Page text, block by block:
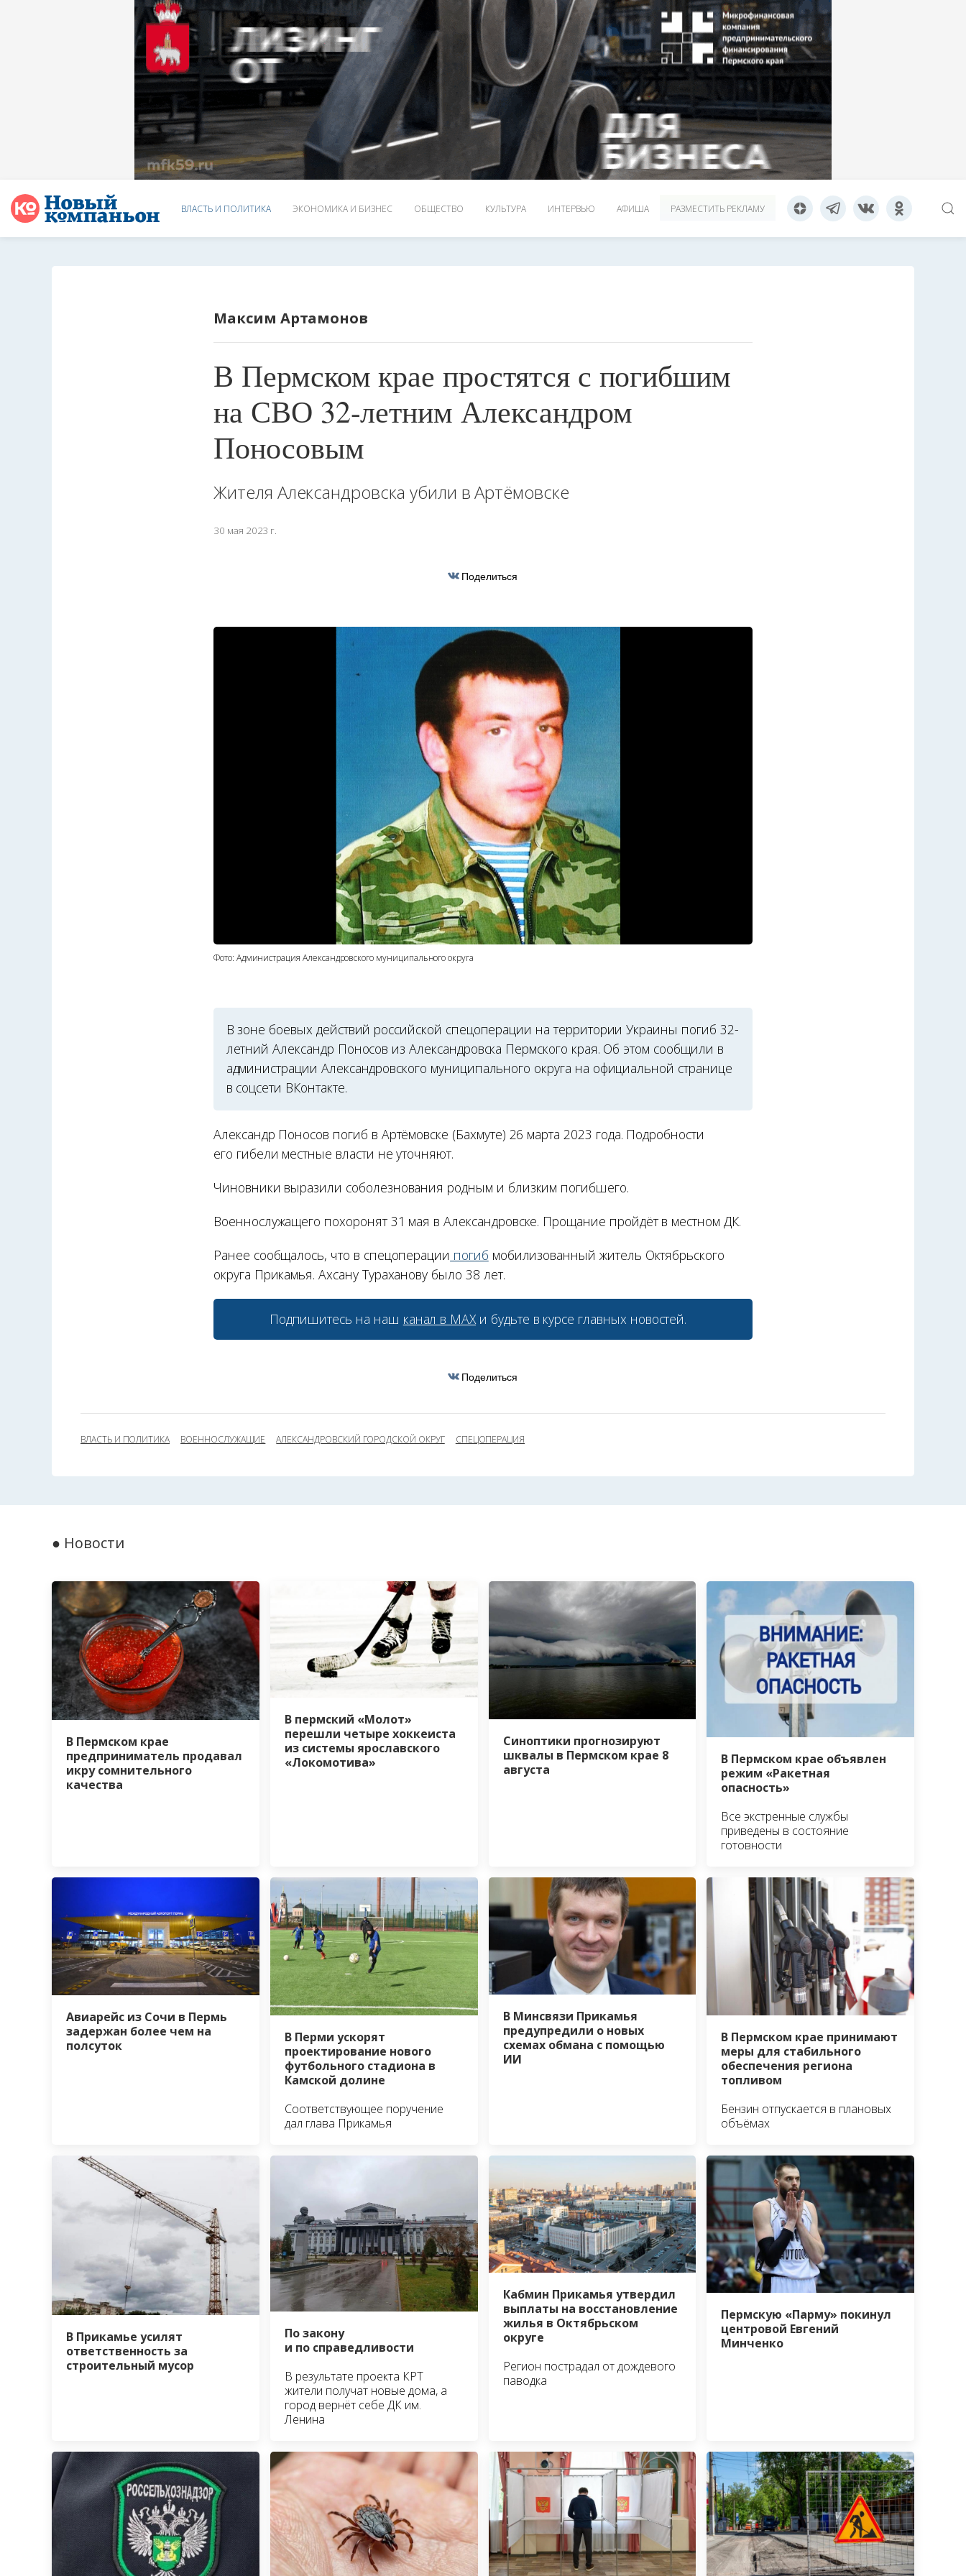
ВЛАСТЬ И ПОЛИТИКА ЭКОНОМИКА И БИЗНЕС ОБЩЕСТВО КУЛЬТУРА ИНТЕРВЬЮ АФИША РАЗМЕСТИТЬ РЕКЛАМУ
Максим Артамонов
В Пермском крае простятся с погибшим
на СВО 32-летним Александром
Поносовым
Жителя Александровска убили в Артёмовске
30 мая 2023 г.
Поделиться
Фото: Администрация Александровского муниципального округа
В зоне боевых действий российской спецоперации на территории Украины погиб 32-
летний Александр Поносов из Александровска Пермского края. Об этом сообщили в
администрации Александровского муниципального округа на официальной странице
в соцсети ВКонтакте.
Александр Поносов погиб в Артёмовске (Бахмуте) 26 марта 2023 года. Подробности
его гибели местные власти не уточняют.
Чиновники выразили соболезнования родным и близким погибшего.
Военнослужащего похоронят 31 мая в Александровске. Прощание пройдёт в местном ДК.
Ранее сообщалось, что в спецоперации погиб мобилизованный житель Октябрьского
округа Прикамья. Ахсану Тураханову было 38 лет.
Подпишитесь на наш канал в МАХи будьте в курсе главных новостей.
Поделиться
ВЛАСТЬ И ПОЛИТИКА ВОЕННОСЛУЖАЩИЕ АЛЕКСАНДРОВСКИЙ ГОРОДСКОЙ ОКРУГ СПЕЦОПЕРАЦИЯ
● Новости
В Пермском крае
предприниматель продавал
икру сомнительного
качества
В пермский «Молот»
перешли четыре хоккеиста
из системы ярославского
«Локомотива»
Синоптики прогнозируют
шквалы в Пермском крае 8
августа
В Пермском крае объявлен
режим «Ракетная
опасность»
Все экстренные службы
приведены в состояние
готовности
Авиарейс из Сочи в Пермь
задержан более чем на
полсуток
В Перми ускорят
проектирование нового
футбольного стадиона в
Камской долине
Соответствующее поручение
дал глава Прикамья
В Минсвязи Прикамья
предупредили о новых
схемах обмана с помощью
ИИ
В Пермском крае принимают
меры для стабильного
обеспечения региона
топливом
Бензин отпускается в плановых
объёмах
В Прикамье усилят
ответственность за
строительный мусор
По закону
и по справедливости
В результате проекта КРТ
жители получат новые дома, а
город вернёт себе ДК им.
Ленина
Кабмин Прикамья утвердил
выплаты на восстановление
жилья в Октябрьском
округе
Регион пострадал от дождевого
паводка
Пермскую «Парму» покинул
центровой Евгений
Минченко